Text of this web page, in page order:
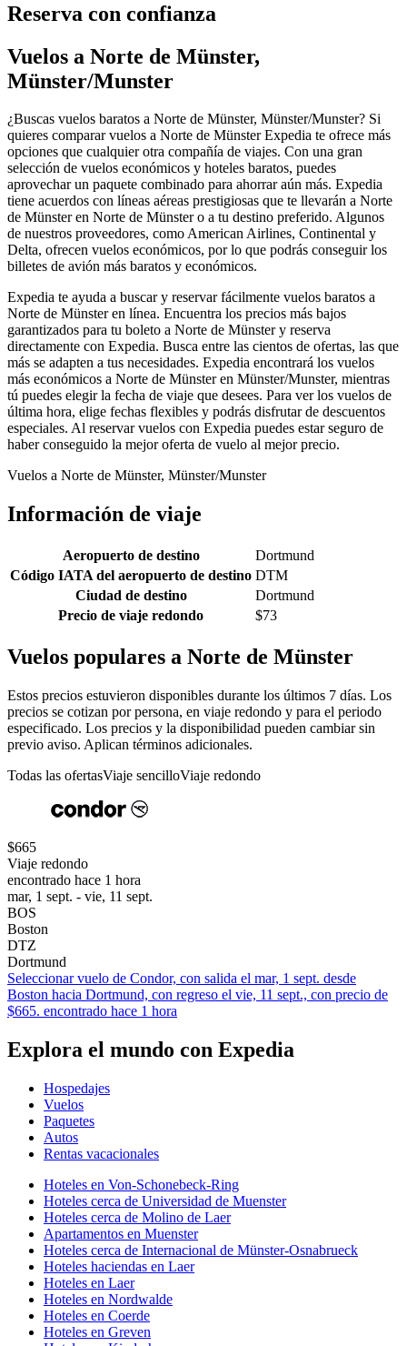
Reserva con confianza
Vuelos a Norte de Münster,
Münster/Munster
¿Buscas vuelos baratos a Norte de Münster, Münster/Munster? Si
quieres comparar vuelos a Norte de Münster Expedia te ofrece más
opciones que cualquier otra compañía de viajes. Con una gran
selección de vuelos económicos y hoteles baratos, puedes
aprovechar un paquete combinado para ahorrar aún más. Expedia
tiene acuerdos con líneas aéreas prestigiosas que te llevarán a Norte
de Münster en Norte de Münster o a tu destino preferido. Algunos
de nuestros proveedores, como American Airlines, Continental y
Delta, ofrecen vuelos económicos, por lo que podrás conseguir los
billetes de avión más baratos y económicos.
Expedia te ayuda a buscar y reservar fácilmente vuelos baratos a
Norte de Münster en línea. Encuentra los precios más bajos
garantizados para tu boleto a Norte de Münster y reserva
directamente con Expedia. Busca entre las cientos de ofertas, las que
más se adapten a tus necesidades. Expedia encontrará los vuelos
más económicos a Norte de Münster en Münster/Munster, mientras
tú puedes elegir la fecha de viaje que desees. Para ver los vuelos de
última hora, elige fechas flexibles y podrás disfrutar de descuentos
especiales. Al reservar vuelos con Expedia puedes estar seguro de
haber conseguido la mejor oferta de vuelo al mejor precio.
Vuelos a Norte de Münster, Münster/Munster
Información de viaje
Aeropuerto de destino
Dortmund
Código IATA del aeropuerto de destino DTM
Ciudad de destino
Dortmund
Precio de viaje redondo
$73
Vuelos populares a Norte de Münster
Estos precios estuvieron disponibles durante los últimos 7 días. Los
precios se cotizan por persona, en viaje redondo y para el periodo
especificado. Los precios y la disponibilidad pueden cambiar sin
previo aviso. Aplican términos adicionales.
Todas las ofertasViaje sencilloViaje redondo
$665
Viaje redondo
encontrado hace 1 hora
mar, 1 sept. - vie, 11 sept.
BOS
Boston
DTZ
Dortmund
Seleccionar vuelo de Condor, con salida el mar, 1 sept. desde
Boston hacia Dortmund, con regreso el vie, 11 sept., con precio de
$665. encontrado hace 1 hora
Explora el mundo con Expedia
Hospedajes
Vuelos
Paquetes
Autos
Rentas vacacionales
Hoteles en Von-Schonebeck-Ring
Hoteles cerca de Universidad de Muenster
Hoteles cerca de Molino de Laer
Apartamentos en Muenster
Hoteles cerca de Internacional de Münster-Osnabrueck
Hoteles haciendas en Laer
Hoteles en Laer
Hoteles en Nordwalde
Hoteles en Coerde
Hoteles en Greven